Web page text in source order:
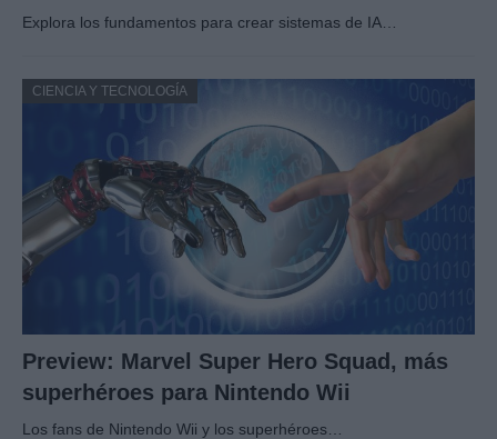
Explora los fundamentos para crear sistemas de IA…
CIENCIA Y TECNOLOGÍA
Preview: Marvel Super Hero Squad, más
superhéroes para Nintendo Wii
Los fans de Nintendo Wii y los superhéroes…